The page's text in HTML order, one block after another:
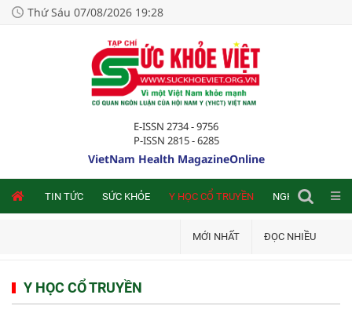
Thứ Sáu 07/08/2026 19:28
E-ISSN 2734 - 9756
P-ISSN 2815 - 6285
VietNam Health MagazineOnline
TIN TỨC SỨC KHỎE Y HỌC CỔ TRUYỀN NGHIÊN CỨU
MỚI NHẤT ĐỌC NHIỀU
Y HỌC CỔ TRUYỀN